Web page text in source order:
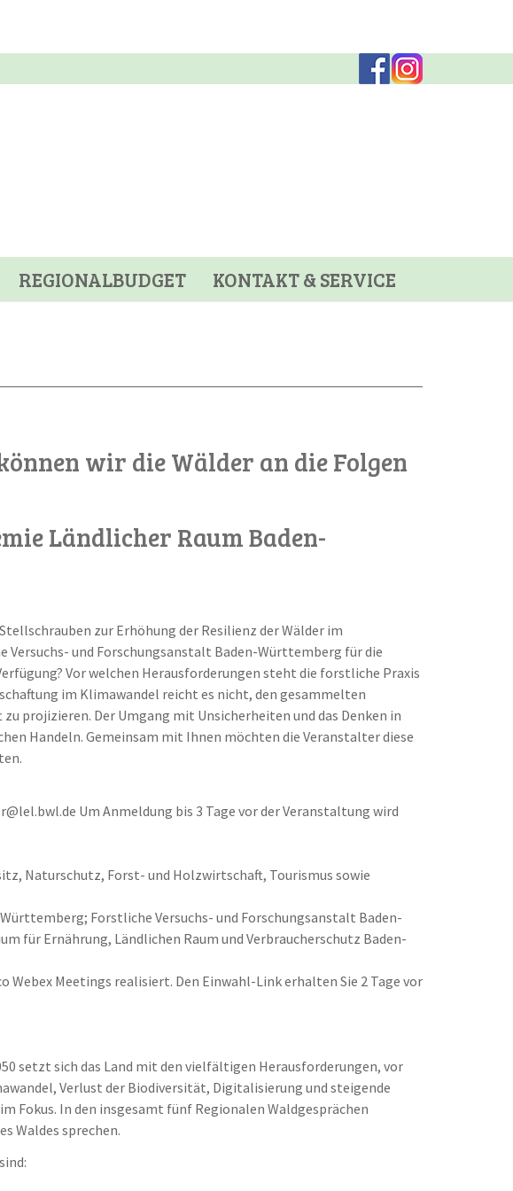
REGIONALBUDGET KONTAKT & SERVICE
wir die Wälder an die Folgen
Ländlicher Raum Baden-
zur Erhöhung der Resilienz der Wälder im
und Forschungsanstalt Baden-Württemberg für die
Vor welchen Herausforderungen steht die forstliche Praxis
im Klimawandel reicht es nicht, den gesammelten
projizieren. Der Umgang mit Unsicherheiten und das Denken in
Handeln. Gemeinsam mit Ihnen möchten die Veranstalter diese
Um Anmeldung bis 3 Tage vor der Veranstaltung wird
Naturschutz, Forst- und Holzwirtschaft, Tourismus sowie
Forstliche Versuchs- und Forschungsanstalt Baden-
für Ernährung, Ländlichen Raum und Verbraucherschutz Baden-
Webex Meetings realisiert. Den Einwahl-Link erhalten Sie 2 Tage vor
setzt sich das Land mit den vielfältigen Herausforderungen, vor
Verlust der Biodiversität, Digitalisierung und steigende
Fokus. In den insgesamt fünf Regionalen Waldgesprächen
Waldes sprechen.